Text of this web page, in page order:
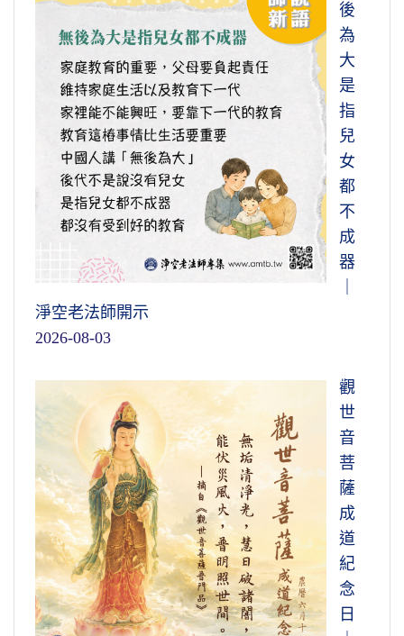
後
為
大
是
指
兒
女
都
不
成
器
淨空老法師開示
2026-08-03
觀
世
音
菩
薩
成
道
紀
念
日